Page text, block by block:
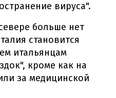
вируса".
больше нет
становится
итальянцам
кроме как на
за медицинской